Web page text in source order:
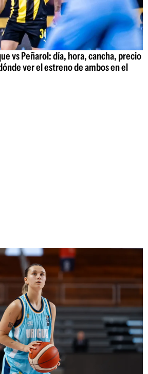
vs Peñarol: día, hora, cancha, precio
ver el estreno de ambos en el